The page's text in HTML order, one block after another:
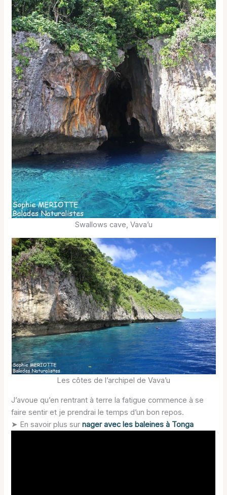
Swallows cave, Vava’u
Les côtes de l’archipel de Vava’u
J’avoue qu’en rentrant à terre la fatigue commence à se
faire sentir et je prendrai le temps d’un bon repos.
➤ En savoir plus surnager avec les baleines à Tonga